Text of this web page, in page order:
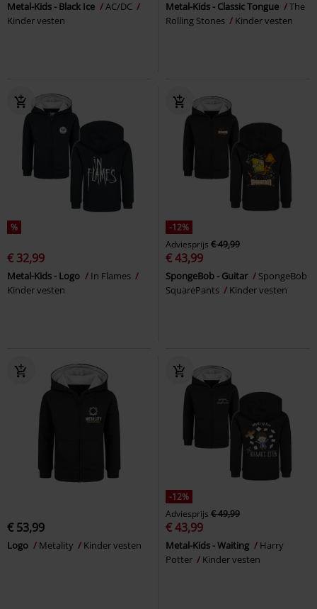
Metal-Kids - Black Ice
AC/DC
Kinder vesten
Metal-Kids - Classic Tongue
The
Rolling Stones
Kinder vesten
%
€ 32,99
Metal-Kids - Logo
In Flames
Kinder vesten
-12%
Adviesprijs € 49,99
€ 43,99
SpongeBob - Guitar
SpongeBob
SquarePants
Kinder vesten
€ 53,99
Logo Metality Kinder vesten
-12%
Adviesprijs € 49,99
€ 43,99
Metal-Kids - Waiting
Harry
Potter
Kinder vesten